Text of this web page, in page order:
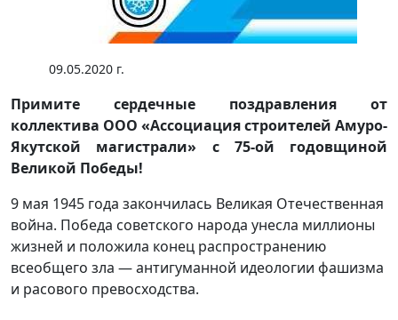
09.05.2020 г.
Примите сердечные поздравления от
коллектива ООО «Ассоциация строителей Амуро-
Якутской магистрали» с 75-ой годовщиной
Великой Победы!
9 мая 1945 года закончилась Великая Отечественная
война. Победа советского народа унесла миллионы
жизней и положила конец распространению
всеобщего зла — антигуманной идеологии фашизма
и расового превосходства.